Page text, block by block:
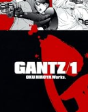
女子アナさん、日曜の朝
受け入れ反対派の若者にブチギ